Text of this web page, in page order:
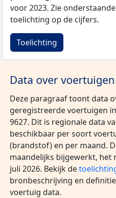
voor 2023. Zie
toelichting op de cijfers.
Toelichting
Data over voertuigen
Deze paragraaf toont data
geregistreerde voertuigen
9627. Dit is regionale data
beschikbaar per soort
(brandstof) en per maand.
maandelijks bijgewerkt, het
juli 2026. Bekijk de
bronbeschrijving en
voertuig data.